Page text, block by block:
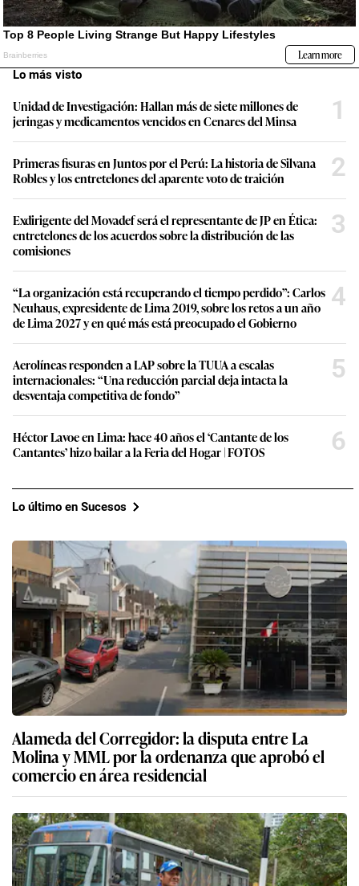
Lo más visto
Unidad de Investigación: Hallan más de siete millones de
jeringas y medicamentos vencidos en Cenares del Minsa
1
Primeras fisuras en Juntos por el Perú: La historia de Silvana
Robles y los entretelones del aparente voto de traición
2
Exdirigente del Movadef será el representante de JP en Ética:
entretelones de los acuerdos sobre la distribución de las
comisiones
3
“La organización está recuperando el tiempo perdido”: Carlos
Neuhaus, expresidente de Lima 2019, sobre los retos a un año
de Lima 2027 y en qué más está preocupado el Gobierno
4
Aerolíneas responden a LAP sobre la TUUA a escalas
internacionales: “Una reducción parcial deja intacta la
desventaja competitiva de fondo”
5
Héctor Lavoe en Lima: hace 40 años el ‘Cantante de los
Cantantes’ hizo bailar a la Feria del Hogar | FOTOS
6
Lo último en Sucesos
Alameda del Corregidor: la disputa entre La
Molina y MML por la ordenanza que aprobó el
comercio en área residencial